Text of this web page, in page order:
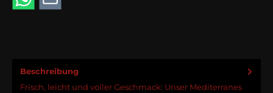
Beschreibung
Frisch, leicht und voller Geschmack: Unser Mediterranes